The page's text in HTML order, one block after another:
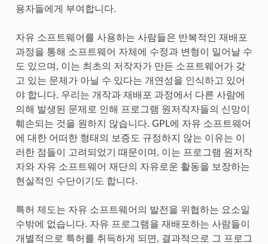
용자들에게 부여합니다.
자유 소프트웨어를 사용하는 사람들은 반복적인 재배포
과정을 통해 소프트웨어 자체에 수정과 변형이 일어날 수
도 있으며, 이는 최초의 저작자가 만든 소프트웨어가 갖
고 있는 문제가 아닐 수 있다는 개연성을 인식하고 있어
야 합니다. 우리는 개작과 재배포 과정에서 다른 사람에
의해 발생된 문제로 인해 프로그램 원저작자들의 신망이
훼손되는 것을 원하지 않습니다. GPL에 자유 소프트웨어
에 대한 어떠한 형태의 보증도 규정하지 않는 이유는 이
러한 점들이 고려되었기 때문이며, 이는 프로그램 원저작
자와 자유 소프트웨어 재단의 자유로운 활동을 보장하는
현실적인 수단이기도 합니다.
특허 제도는 자유 소프트웨어의 발전을 위협하는 요소일
수밖에 없습니다. 자유 프로그램을 재배포하는 사람들이
개별적으로 특허를 취득하게 되면, 결과적으로 그 프로그